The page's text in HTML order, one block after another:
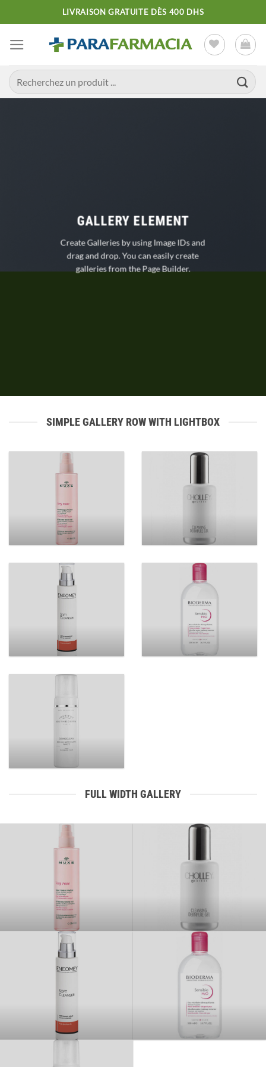
au
contenu
LIVRAISON GRATUITE DÈS 400 DHS
Recherche
pour :
GALLERY ELEMENT
Create Galleries by using Image IDs and
drag and drop. You can easily create
galleries from the Page Builder.
SIMPLE GALLERY ROW WITH LIGHTBOX
FULL WIDTH GALLERY